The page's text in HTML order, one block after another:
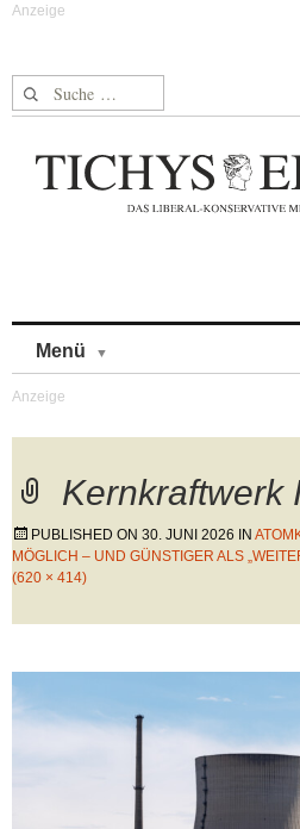
Suche nach:
Menü
Kernkraftwerk
PUBLISHED ON 30. JUNI 2026 IN
MÖGLICH – UND GÜNSTIGER ALS
(620 × 414)